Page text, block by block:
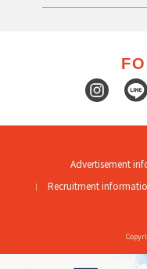
Advertisement
Recruitment